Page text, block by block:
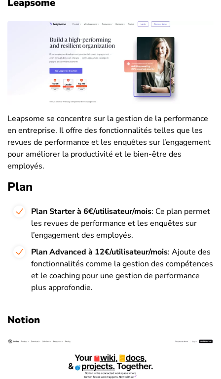
Leapsome
Leapsome se concentre sur la gestion de la performance
en entreprise. Il offre des fonctionnalités telles que les
revues de performance et les enquêtes sur l’engagement
pour améliorer la productivité et le bien-être des
employés.
Plan
Plan Starter à 6€/utilisateur/mois: Ce plan permet
les revues de performance et les enquêtes sur
l’engagement des employés.
Plan Advanced à 12€/utilisateur/mois: Ajoute des
fonctionnalités comme la gestion des compétences
et le coaching pour une gestion de performance
plus approfondie.
Notion